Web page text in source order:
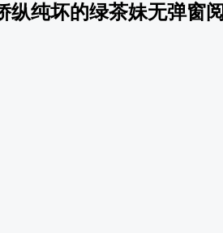
纵纯坏的绿茶妹无弹窗阅